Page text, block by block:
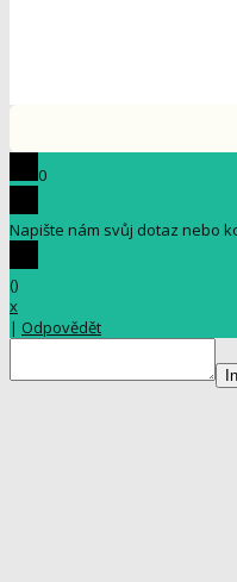
0
Napište nám svůj dotaz nebo
()
x
| Odpovědět